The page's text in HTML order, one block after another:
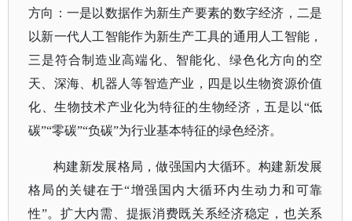
方向：一是以数据作为新生产要素的数字经济，二是
以新一代人工智能作为新生产工具的通用人工智能，
三是符合制造业高端化、智能化、绿色化方向的空
天、深海、机器人等智造产业，四是以生物资源价值
化、生物技术产业化为特征的生物经济，五是以“低
碳”“零碳”“负碳”为行业基本特征的绿色经济。
构建新发展格局，做强国内大循环。构建新发展
格局的关键在于“增强国内大循环内生动力和可靠
性”。扩大内需、提振消费既关系经济稳定，也关系